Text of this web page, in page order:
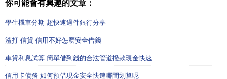
你可能會有興趣的文章：
學生機車分期 超快速過件銀行分享
渣打 信貸 信用不好怎麼安全借錢
車貸利息試算 簡單借到錢的合法管道撥款現金快速
信用卡債務 如何預借現金安全快速哪間划算呢